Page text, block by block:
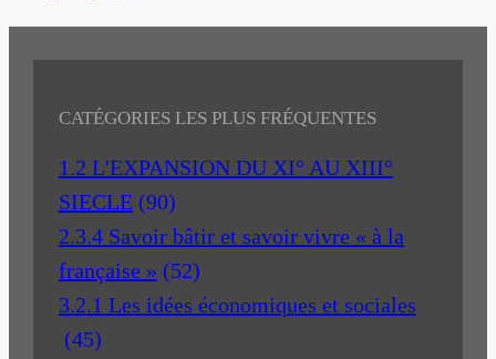
CATÉGORIES LES PLUS FRÉQUENTES
1.2 L'EXPANSION DU XI° AU XIII°
SIECLE (90)
2.3.4 Savoir bâtir et savoir vivre « à la
française » (52)
3.2.1 Les idées économiques et sociales
(45)